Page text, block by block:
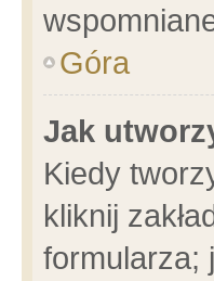
Góra
Jak
Kiedy
kliknij
formularza;